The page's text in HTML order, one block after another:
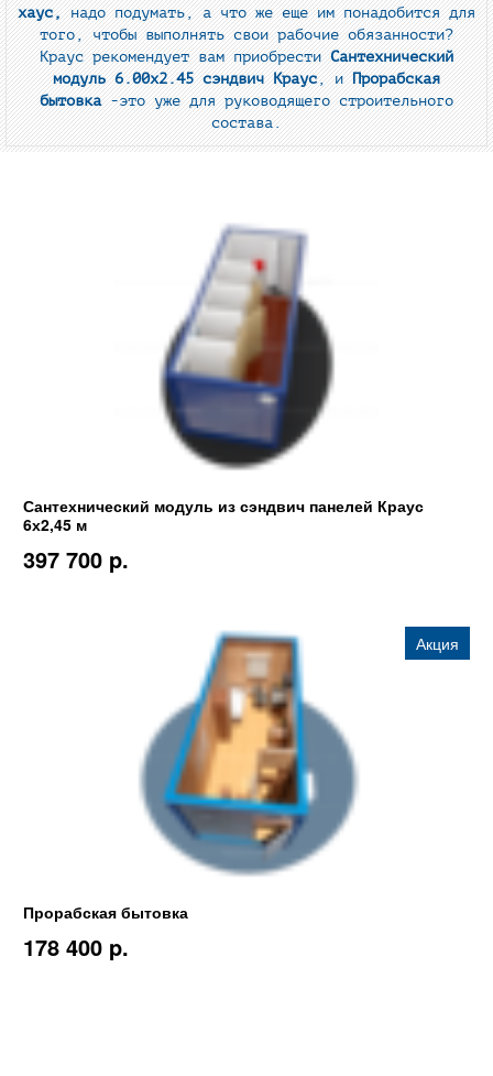
хаус,надо подумать, а что же еще им понадобится для
того, чтобы выполнять свои рабочие обязанности?
Краус рекомендует вам приобрестиСантехнический
модуль 6.00х2.45 сэндвич Краус, иПрорабская
бытовка-это уже для руководящего строительного
состава.
Сантехнический модуль из сэндвич панелей Краус
6х2,45 м
397 700 p.
Акция
Прорабская бытовка
178 400 p.